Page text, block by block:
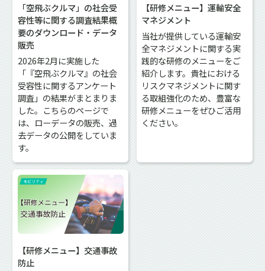
「空飛ぶクルマ」の社会受
容性等に関する調査結果概
要のダウンロード・データ
販売
2026年2月に実施した
「『空飛ぶクルマ』の社会
受容性に関するアンケート
調査」の結果がまとまりま
した。こちらのページで
は、ローデータの販売、過
去データの公開をしていま
す。
【研修メニュー】運輸安全
マネジメント
当社が提供している運輸安
全マネジメントに関する実
践的な研修のメニューをご
紹介します。貴社における
リスクマネジメントに関す
る取組強化のため、豊富な
研修メニューをぜひご活用
ください。
【研修メニュー】交通事故
防止